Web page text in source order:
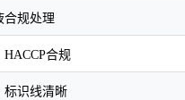
合规处理
合规
标识线清晰